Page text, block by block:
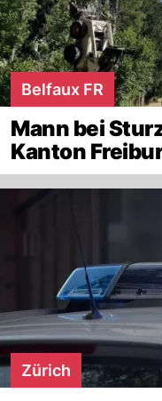
Belfaux FR
Mann bei
Kanton
Zürich